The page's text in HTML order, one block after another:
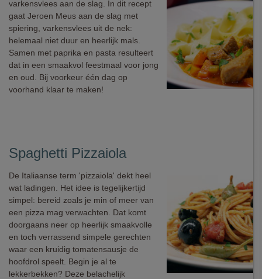
varkensvlees aan de slag. In dit recept
gaat Jeroen Meus aan de slag met
spiering, varkensvlees uit de nek:
helemaal niet duur en heerlijk mals.
Samen met paprika en pasta resulteert
dat in een smaakvol feestmaal voor jong
en oud. Bij voorkeur één dag op
voorhand klaar te maken!
Spaghetti Pizzaiola
De Italiaanse term 'pizzaiola' dekt heel
wat ladingen. Het idee is tegelijkertijd
simpel: bereid zoals je min of meer van
een pizza mag verwachten. Dat komt
doorgaans neer op heerlijk smaakvolle
en toch verrassend simpele gerechten
waar een kruidig tomatensausje de
hoofdrol speelt. Begin je al te
lekkerbekken? Deze belachelijk